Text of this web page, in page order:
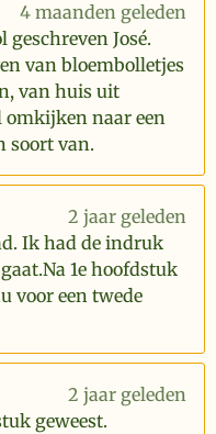
4 maanden geleden
José.
van bloembolletjes
van huis uit
omkijken naar een
soort van.
2 jaar geleden
Ik had de indruk
1e hoofdstuk
voor een twede
2 jaar geleden
geweest.